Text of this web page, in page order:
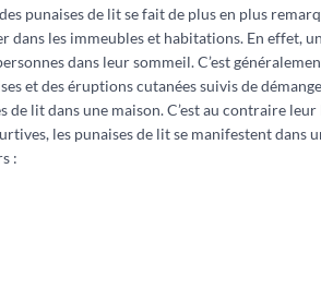
de lit se fait de plus en plus
les immeubles et habitations. En effet,
dans leur sommeil. C’est
et des éruptions cutanées suivis de
de lit dans une maison. C’est au contraire
les punaises de lit se manifestent dans
: